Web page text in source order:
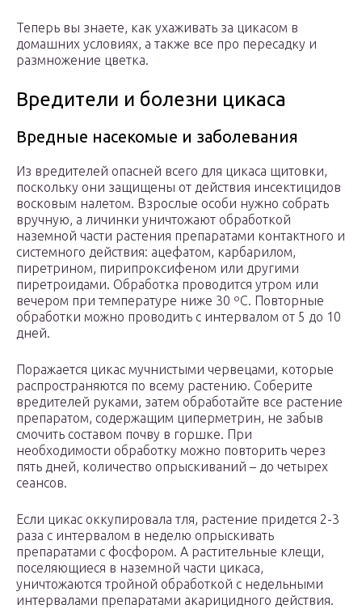
Теперь вы знаете, как ухаживать за цикасом в
домашних условиях, а также все про пересадку и
размножение цветка.
Вредители и болезни цикаса
Вредные насекомые и заболевания
Из вредителей опасней всего для цикаса щитовки,
поскольку они защищены от действия инсектицидов
восковым налетом. Взрослые особи нужно собрать
вручную, а личинки уничтожают обработкой
наземной части растения препаратами контактного и
системного действия: ацефатом, карбарилом,
пиретрином, пирипроксифеном или другими
пиретроидами. Обработка проводится утром или
вечером при температуре ниже 30 ºC. Повторные
обработки можно проводить с интервалом от 5 до 10
дней.
Поражается цикас мучнистыми червецами, которые
распространяются по всему растению. Соберите
вредителей руками, затем обработайте все растение
препаратом, содержащим циперметрин, не забыв
смочить составом почву в горшке. При
необходимости обработку можно повторить через
пять дней, количество опрыскиваний – до четырех
сеансов.
Если цикас оккупировала тля, растение придется 2-3
раза с интервалом в неделю опрыскивать
препаратами с фосфором. А растительные клещи,
поселяющиеся в наземной части цикаса,
уничтожаются тройной обработкой с недельными
интервалами препаратами акарицидного действия.